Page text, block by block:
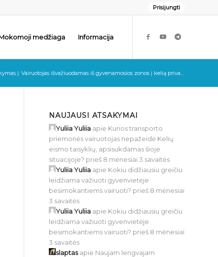
Prisijungti
medžiaga Informacija
į: Vairuotojas išvažiuodamas iš gyvenamosios zonos į kelią priva...
NAUJAUSI ATSAKYMAI
Yuliia Yuliia apie Kurios transporto
priemonės vairuotojas nepažeidė Kelių
eismo taisyklių, apsisukdamas šioje
situacijoje? prieš 8 mėnesiai 3 savaitės
Yuliia Yuliia apie Kokiu didžiausiu greičiu
leidžiama važiuoti gyvenvietėje
besimokantiems vairuoti? prieš 8 mėnesiai
3 savaitės
Yuliia Yuliia apie Kokiu didžiausiu greičiu
leidžiama važiuoti gyvenvietėje
besimokantiems vairuoti? prieš 8 mėnesiai
3 savaitės
slaptasapie Naujam lengvajam